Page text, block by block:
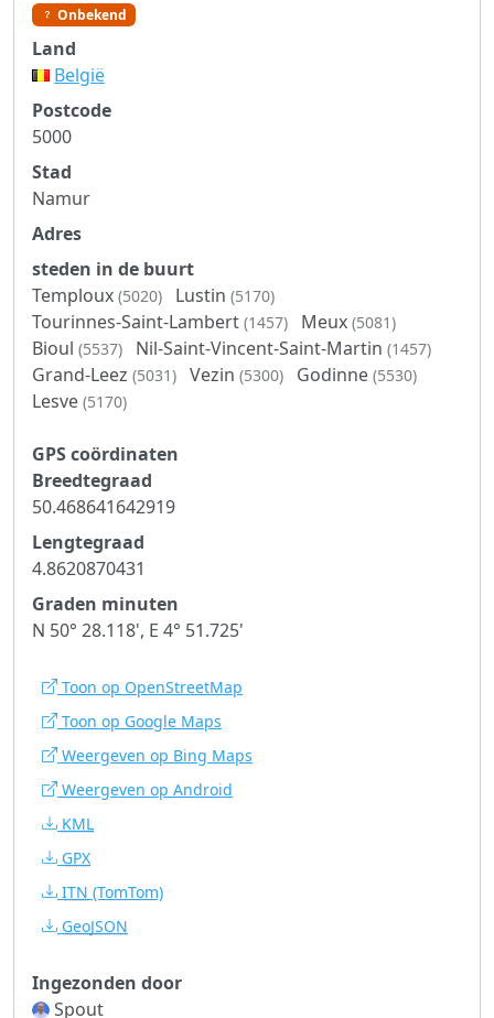
Onbekend
Land
België
Postcode
5000
Stad
Namur
Adres
steden in de buurt
Temploux (5020) Lustin (5170)
Tourinnes-Saint-Lambert (1457) Meux (5081)
Bioul (5537) Nil-Saint-Vincent-Saint-Martin (1457)
Grand-Leez (5031) Vezin (5300) Godinne (5530)
Lesve (5170)
GPS coördinaten
Breedtegraad
50.468641642919
Lengtegraad
4.8620870431
Graden minuten
N 50° 28.118', E 4° 51.725'
Toon op OpenStreetMap
Toon op Google Maps
Weergeven op Bing Maps
Weergeven op Android
KML
GPX
ITN (TomTom)
GeoJSON
Ingezonden door
Spout